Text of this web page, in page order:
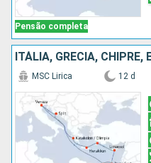
Pensão completa
MSC Lirica 12 d